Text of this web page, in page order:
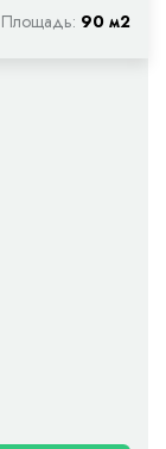
Площадь: 90 м2